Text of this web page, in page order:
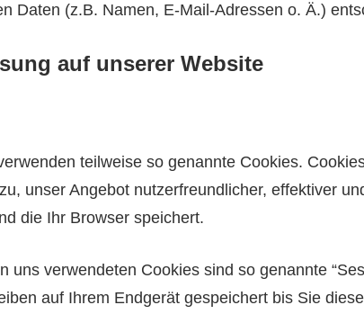
Daten (z.B. Namen, E-Mail-Adressen o. Ä.)
auf unserer Website
teilweise so genannte Cookies.
unser Angebot nutzerfreundlicher, effektiver
die Ihr Browser speichert.
uns verwendeten Cookies sind so genannte
auf Ihrem Endgerät gespeichert bis Sie